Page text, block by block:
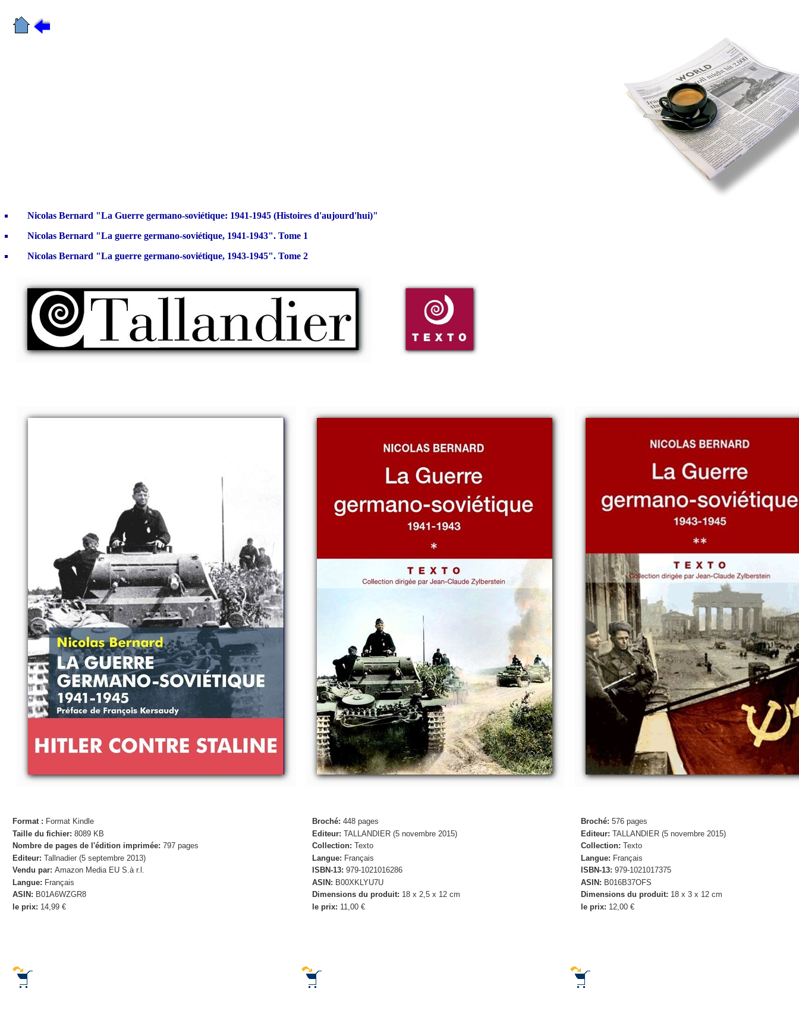
Nicolas Bernard "La Guerre germano-soviétique: 1941-1945 (Histoires d'aujourd'hui)"
Nicolas Bernard "La guerre germano-soviétique, 1941-1943". Tome 1
Nicolas Bernard "La guerre germano-soviétique, 1943-1945". Tome 2
Format : Format Kindle
Taille du fichier: 8089 KB
Nombre de pages de l'édition imprimée: 797 pages
Editeur: Tallnadier (5 septembre 2013)
Vendu par: Amazon Media EU S.à r.l.
Langue: Français
ASIN: B01A6WZGR8
le prix: 14,99 €
Broché: 448 pages
Editeur: TALLANDIER (5 novembre 2015)
Collection: Texto
Langue: Français
ISBN-13: 979-1021016286
ASIN: B00XKLYU7U
Dimensions du produit: 18 x 2,5 x 12 cm
le prix: 11,00 €
Broché: 576 pages
Editeur: TALLANDIER (5 novembre 2015)
Collection: Texto
Langue: Français
ISBN-13: 979-1021017375
ASIN: B016B37OFS
Dimensions du produit: 18 x 3 x 12 cm
le prix: 12,00 €